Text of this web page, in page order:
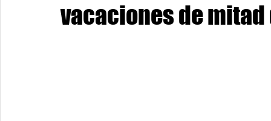
Inclusión Social Infancia y preadolescencia
vacaciones de mitad